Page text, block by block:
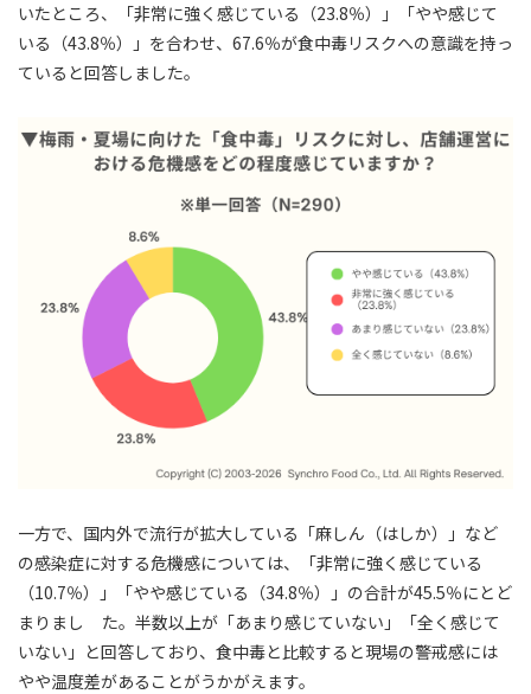
いたところ、「非常に強く感じている（23.8％）」「やや感じて
いる（43.8％）」を合わせ、67.6％が食中毒リスクへの意識を持っ
ていると回答しました。
一方で、国内外で流行が拡大している「麻しん（はしか）」など
の感染症に対する危機感については、「非常に強く感じている
（10.7％）」「やや感じている（34.8％）」の合計が45.5％にとど
まりまし た。半数以上が「あまり感じていない」「全く感じて
いない」と回答しており、食中毒と比較すると現場の警戒感には
やや温度差があることがうかがえます。